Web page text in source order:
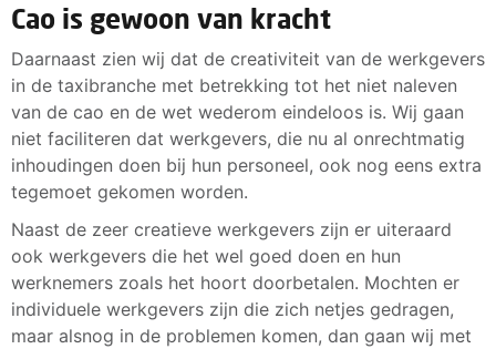
Cao is gewoon van kracht
Daarnaast zien wij dat de creativiteit van de werkgevers
in de taxibranche met betrekking tot het niet naleven
van de cao en de wet wederom eindeloos is. Wij gaan
niet faciliteren dat werkgevers, die nu al onrechtmatig
inhoudingen doen bij hun personeel, ook nog eens extra
tegemoet gekomen worden.
Naast de zeer creatieve werkgevers zijn er uiteraard
ook werkgevers die het wel goed doen en hun
werknemers zoals het hoort doorbetalen. Mochten er
individuele werkgevers zijn die zich netjes gedragen,
maar alsnog in de problemen komen, dan gaan wij met